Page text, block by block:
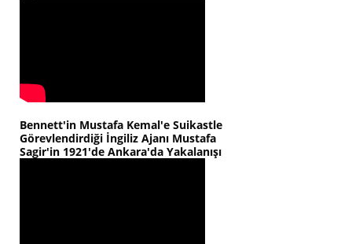
Bennett'in Mustafa Kemal'e Suikastle
Görevlendirdiği İngiliz Ajanı Mustafa
Sagir'in 1921'de Ankara'da Yakalanışı